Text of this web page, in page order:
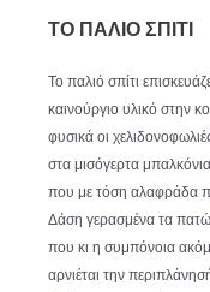
ΤΟ ΠΑΛΙΟ ΣΠΙΤΙ
Το παλιό σπίτι
καινούργιο υλικό στην
φυσικά οι
στα μισόγερτα μπαλκόνια
που με τόση αλαφράδα
Δάση γερασμένα τα
που κι η συμπόνοια
αρνιέται την